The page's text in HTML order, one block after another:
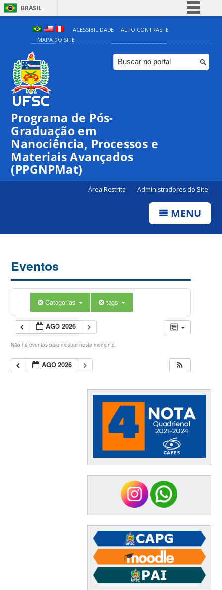
BRASIL
Simplifique!
Comunica BR
Participe
ACESSIBILIDADE
ALTO CONTRASTE
MAPA DO SITE
Programa de Pós-
Graduação em
Nanociência, Processos e
Materiais Avançados
(PPGNPMat)
Área Restrita Administradores do Site
MENU
Eventos
Categorias tags
AGO 2026
Não há eventos para mostrar neste momento.
AGO 2026